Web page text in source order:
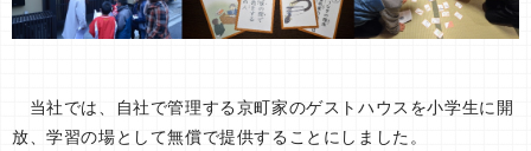
当社では、自社で管理する京町家のゲストハウスを小学生に開
放、学習の場として無償で提供することにしました。